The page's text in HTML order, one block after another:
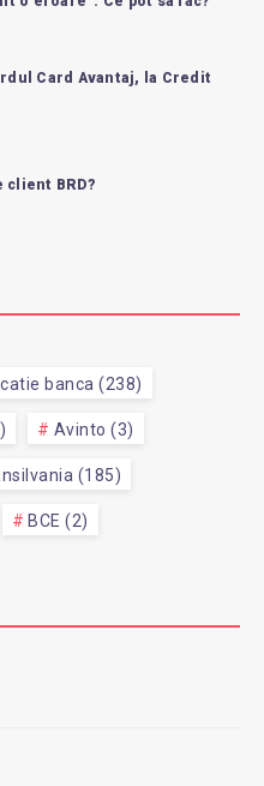
Card Avantaj, la Credit
client BRD?
banca (238)
Avinto (3)
(185)
BCE (2)